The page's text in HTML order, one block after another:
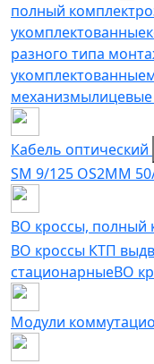
полный комплект
укомплектованные
разного типа
укомплектованные
механизмы
Кабель оптический
SM 9/125 OS2MM
ВО кроссы, полный
ВО кроссы КТП
стационарныеВО
Модули